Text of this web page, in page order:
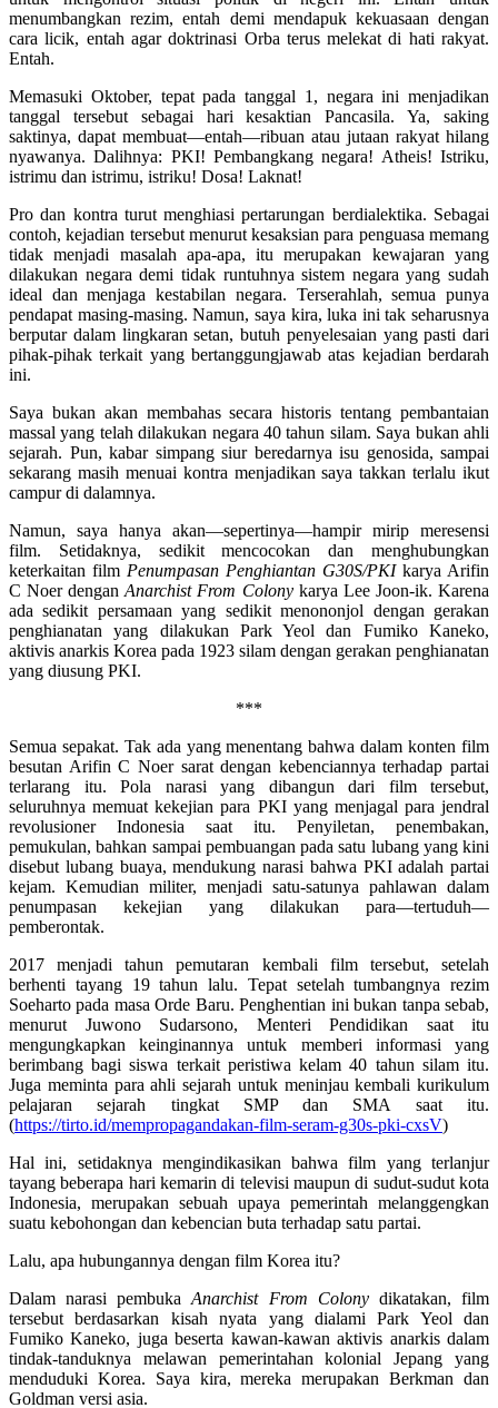
menumbangkan rezim, entah demi mendapuk kekuasaan dengan
cara licik, entah agar doktrinasi Orba terus melekat di hati rakyat.
Entah.
Memasuki Oktober, tepat pada tanggal 1, negara ini menjadikan
tanggal tersebut sebagai hari kesaktian Pancasila. Ya, saking
saktinya, dapat membuat—entah—ribuan atau jutaan rakyat hilang
nyawanya. Dalihnya: PKI! Pembangkang negara! Atheis! Istriku,
istrimu dan istrimu, istriku! Dosa! Laknat!
Pro dan kontra turut menghiasi pertarungan berdialektika. Sebagai
contoh, kejadian tersebut menurut kesaksian para penguasa memang
tidak menjadi masalah apa-apa, itu merupakan kewajaran yang
dilakukan negara demi tidak runtuhnya sistem negara yang sudah
ideal dan menjaga kestabilan negara. Terserahlah, semua punya
pendapat masing-masing. Namun, saya kira, luka ini tak seharusnya
berputar dalam lingkaran setan, butuh penyelesaian yang pasti dari
pihak-pihak terkait yang bertanggungjawab atas kejadian berdarah
ini.
Saya bukan akan membahas secara historis tentang pembantaian
massal yang telah dilakukan negara 40 tahun silam. Saya bukan ahli
sejarah. Pun, kabar simpang siur beredarnya isu genosida, sampai
sekarang masih menuai kontra menjadikan saya takkan terlalu ikut
campur di dalamnya.
Namun, saya hanya akan—sepertinya—hampir mirip meresensi
film. Setidaknya, sedikit mencocokan dan menghubungkan
keterkaitan film Penumpasan Penghiantan G30S/PKIkarya Arifin
C Noer denganAnarchist From Colonykarya Lee Joon-ik. Karena
ada sedikit persamaan yang sedikit menononjol dengan gerakan
penghianatan yang dilakukan Park Yeol dan Fumiko Kaneko,
aktivis anarkis Korea pada 1923 silam dengan gerakan penghianatan
yang diusung PKI.
***
Semua sepakat. Tak ada yang menentang bahwa dalam konten film
besutan Arifin C Noer sarat dengan kebenciannya terhadap partai
terlarang itu. Pola narasi yang dibangun dari film tersebut,
seluruhnya memuat kekejian para PKI yang menjagal para jendral
revolusioner Indonesia saat itu. Penyiletan, penembakan,
pemukulan, bahkan sampai pembuangan pada satu lubang yang kini
disebut lubang buaya, mendukung narasi bahwa PKI adalah partai
kejam. Kemudian militer, menjadi satu-satunya pahlawan dalam
penumpasan kekejian yang dilakukan para—tertuduh—
pemberontak.
2017 menjadi tahun pemutaran kembali film tersebut, setelah
berhenti tayang 19 tahun lalu. Tepat setelah tumbangnya rezim
Soeharto pada masa Orde Baru. Penghentian ini bukan tanpa sebab,
menurut Juwono Sudarsono, Menteri Pendidikan saat itu
mengungkapkan keinginannya untuk memberi informasi yang
berimbang bagi siswa terkait peristiwa kelam 40 tahun silam itu.
Juga meminta para ahli sejarah untuk meninjau kembali kurikulum
pelajaran sejarah tingkat SMP dan SMA saat itu.
(https://tirto.id/mempropagandakan-film-seram-g30s-pki-cxsV)
Hal ini, setidaknya mengindikasikan bahwa film yang terlanjur
tayang beberapa hari kemarin di televisi maupun di sudut-sudut kota
Indonesia, merupakan sebuah upaya pemerintah melanggengkan
suatu kebohongan dan kebencian buta terhadap satu partai.
Lalu, apa hubungannya dengan film Korea itu?
Dalam narasi pembukaAnarchist From Colony dikatakan, film
tersebut berdasarkan kisah nyata yang dialami Park Yeol dan
Fumiko Kaneko, juga beserta kawan-kawan aktivis anarkis dalam
tindak-tanduknya melawan pemerintahan kolonial Jepang yang
menduduki Korea. Saya kira, mereka merupakan Berkman dan
Goldman versi asia.